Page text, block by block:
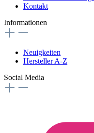
Kontakt
Informationen
Neuigkeiten
Hersteller A-Z
Social Media